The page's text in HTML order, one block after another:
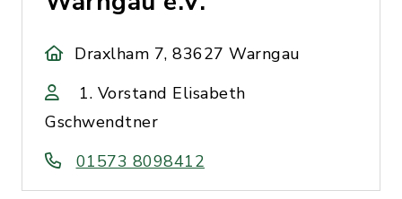
Draxlham 7, 83627 Warngau
1. Vorstand Elisabeth
Gschwendtner
01573 8098412